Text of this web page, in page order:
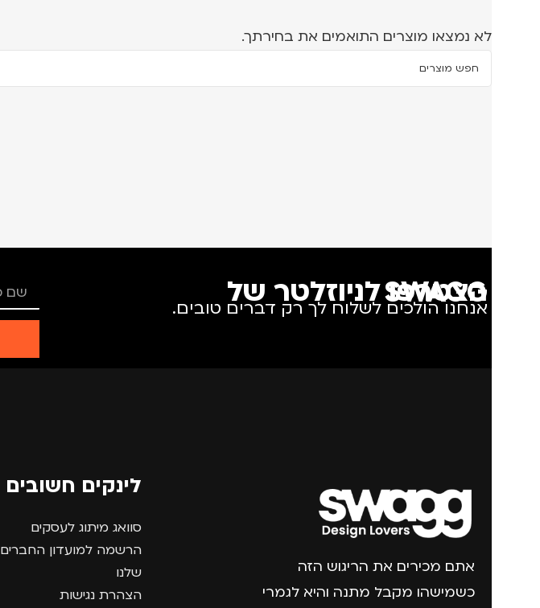
לא נמצאו מוצרים התואמים את בחירתך.
הצטרפו לניוזלטר של SWAGG
אנחנו הולכים לשלוח לך רק דברים טובים.
אתם מכירים את הריגוש הזה
כשמישהו מקבל מתנה והיא לגמרי
לינקים חשובים
סוואג מיתוג לעסקים
הרשמה למועדון החברים
שלנו
הצהרת נגישות